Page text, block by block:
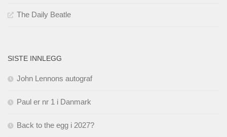
The Daily Beatle
SISTE INNLEGG
John Lennons autograf
Paul er nr 1 i Danmark
Back to the egg i 2027?